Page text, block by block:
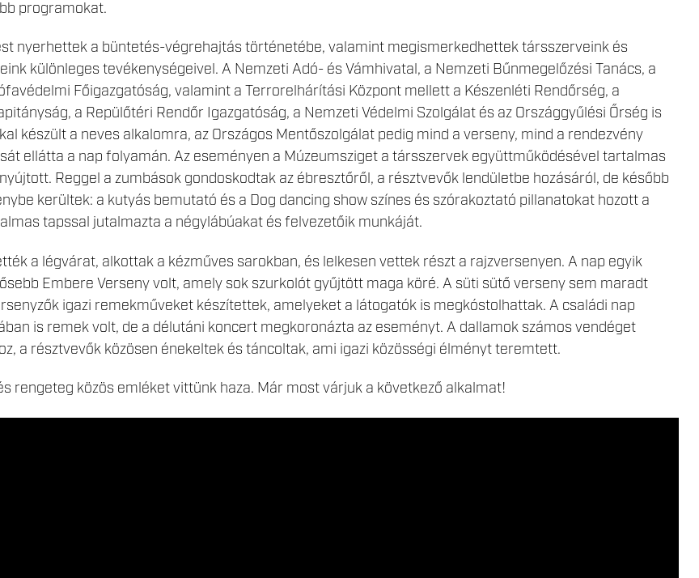
programokat.
nyerhettek a büntetés-végrehajtás történetébe, valamint megismerkedhettek társszerveink és
különleges tevékenységeivel. A Nemzeti Adó- és Vámhivatal, a Nemzeti Bűnmegelőzési Tanács, a
Főigazgatóság, valamint a Terrorelhárítási Központ mellett a Készenléti Rendőrség, a
a Repülőtéri Rendőr Igazgatóság, a Nemzeti Védelmi Szolgálat és az Országgyűlési Őrség is
készült a neves alkalomra, az Országos Mentőszolgálat pedig mind a verseny, mind a rendezvény
ellátta a nap folyamán. Az eseményen a Múzeumsziget a társszervek együttműködésével tartalmas
Reggel a zumbások gondoskodtak az ébresztőről, a résztvevők lendületbe hozásáról, de később
kerültek: a kutyás bemutató és a Dog dancing show színes és szórakoztató pillanatokat hozott a
tapssal jutalmazta a négylábúakat és felvezetőik munkáját.
a légvárat, alkottak a kézműves sarokban, és lelkesen vettek részt a rajzversenyen. A nap egyik
Embere Verseny volt, amely sok szurkolót gyűjtött maga köré. A süti sütő verseny sem maradt
igazi remekműveket készítettek, amelyeket a látogatók is megkóstolhattak. A családi nap
is remek volt, de a délutáni koncert megkoronázta az eseményt. A dallamok számos vendéget
a résztvevők közösen énekeltek és táncoltak, ami igazi közösségi élményt teremtett.
rengeteg közös emléket vittünk haza. Már most várjuk a következő alkalmat!